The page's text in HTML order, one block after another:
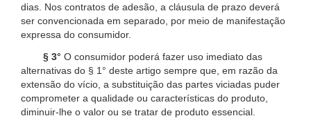
dias. Nos contratos de adesão, a cláusula de prazo deverá
ser convencionada em separado, por meio de manifestação
expressa do consumidor.
§ 3° O consumidor poderá fazer uso imediato das
alternativas do § 1° deste artigo sempre que, em razão da
extensão do vício, a substituição das partes viciadas puder
comprometer a qualidade ou características do produto,
diminuir-lhe o valor ou se tratar de produto essencial.